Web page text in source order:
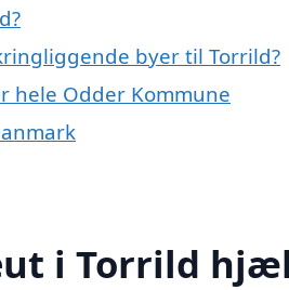
byer til Torrild?
hele Odder Kommune
i Torrild